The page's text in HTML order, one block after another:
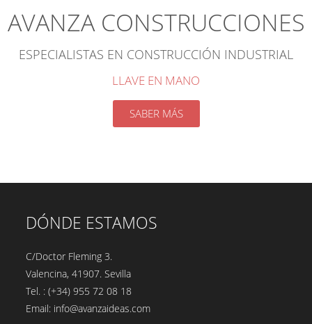
AVANZA CONSTRUCCIONES
ESPECIALISTAS EN CONSTRUCCIÓN INDUSTRIAL
LLAVE EN MANO
SABER MÁS
DÓNDE ESTAMOS
C/Doctor Fleming 3.
Valencina, 41907. Sevilla
Tel. : (+34) 955 72 08 18
Email: info@avanzaideas.com